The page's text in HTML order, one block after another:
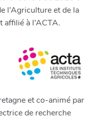
l’Agriculture et de la
affilié à l’ACTA.
et co-animé par
de recherche